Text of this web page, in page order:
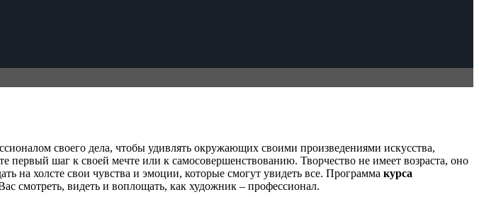
своего дела, чтобы удивлять окружающих своими произведениями искусства,
первый шаг к своей мечте или к самосовершенствованию. Творчество не имеет возраста, оно
на холсте свои чувства и эмоции, которые смогут увидеть все. Программа курса
смотреть, видеть и воплощать, как художник – профессионал.